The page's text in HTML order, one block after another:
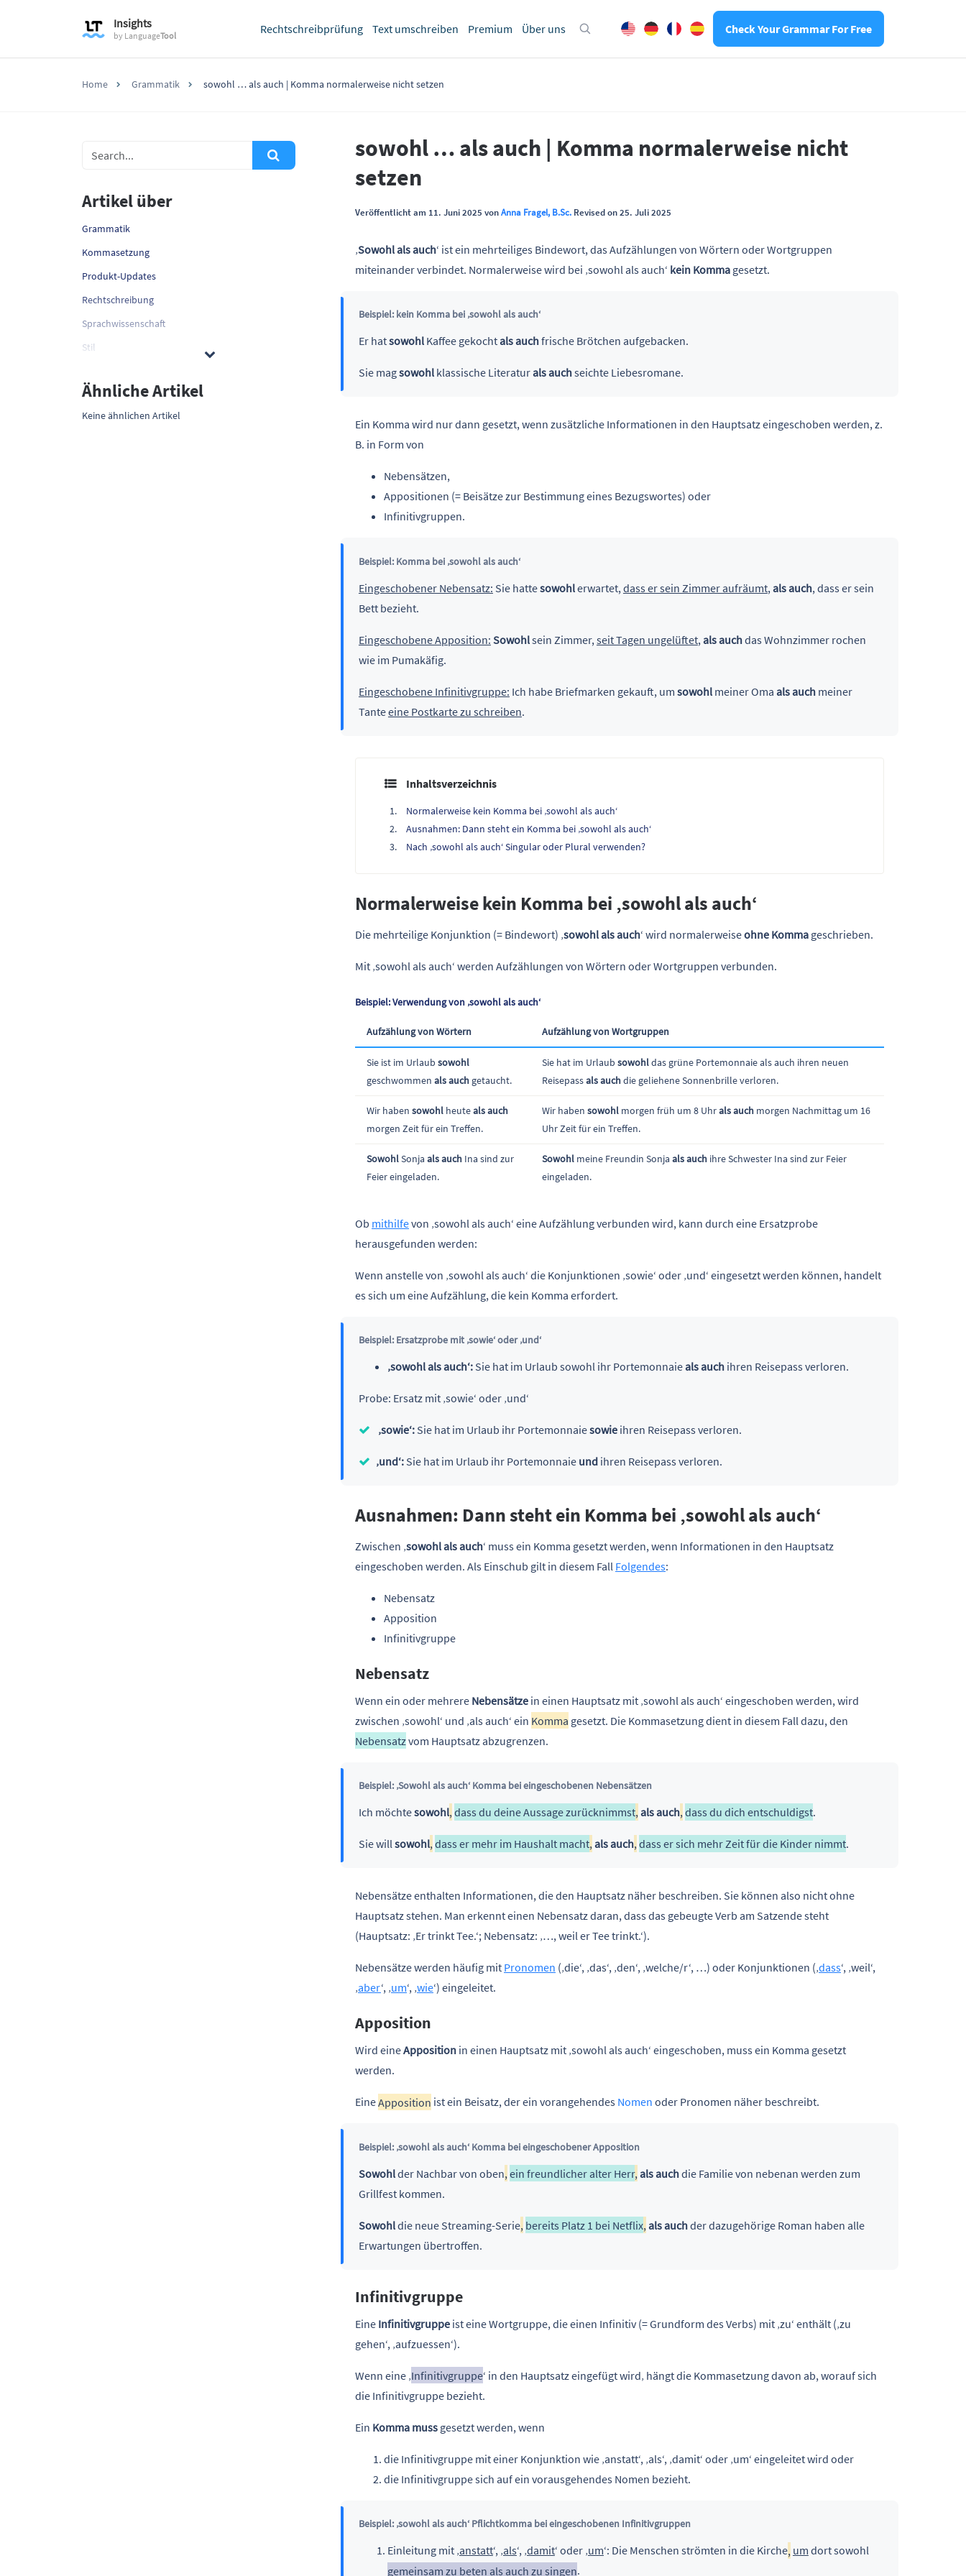
Insights
by LanguageTool Rechtschreibprüfung Text umschreiben Premium Über uns Check Your Grammar For Free
Home Grammatik sowohl … als auch | Komma normalerweise nicht setzen
sowohl … als auch | Komma normalerweise nicht
setzen
Veröffentlicht am 11. Juni 2025 vonAnna Fragel, B.Sc. Revised on 25. Juli 2025
‚Sowohl als auch‘ ist ein mehrteiliges Bindewort, das Aufzählungen von Wörtern oder Wortgruppen
miteinander verbindet. Normalerweise wird bei ‚sowohl als auch‘ kein Komma gesetzt.
Beispiel: kein Komma bei ‚sowohl als auch‘
Er hatsowohlKaffee gekochtals auchfrische Brötchen aufgebacken.
Sie magsowohlklassische Literaturals auchseichte Liebesromane.
Ein Komma wird nur dann gesetzt, wenn zusätzliche Informationen in den Hauptsatz eingeschoben werden, z.
B. in Form von
Nebensätzen,
Appositionen (= Beisätze zur Bestimmung eines Bezugswortes) oder
Infinitivgruppen.
Beispiel: Komma bei ‚sowohl als auch‘
Eingeschobener Nebensatz: Sie hattesowohlerwartet, dass er sein Zimmer aufräumt, als auch, dass er sein
Bett bezieht.
Eingeschobene Apposition: Sowohlsein Zimmer, seit Tagen ungelüftet, als auchdas Wohnzimmer rochen
wie im Pumakäfig.
Eingeschobene Infinitivgruppe: Ich habe Briefmarken gekauft, um sowohlmeiner Oma als auchmeiner
Tanteeine Postkarte zu schreiben.
Inhaltsverzeichnis
Normalerweise kein Komma bei ‚sowohl als auch‘
Ausnahmen: Dann steht ein Komma bei ‚sowohl als auch‘
Nach ‚sowohl als auch‘ Singular oder Plural verwenden?
Normalerweise kein Komma bei ‚sowohl als auch‘
Die mehrteilige Konjunktion (= Bindewort) ‚sowohl als auch‘ wird normalerweiseohne Komma geschrieben.
Mit ‚sowohl als auch‘ werden Aufzählungen von Wörtern oder Wortgruppen verbunden.
Beispiel: Verwendung von ‚sowohl als auch‘
Aufzählung von Wörtern Aufzählung von Wortgruppen
Sie ist im Urlaub sowohl
geschwommen als auch getaucht.
Sie hat im Urlaub sowohldas grüne Portemonnaie als auch ihren neuen
Reisepassals auchdie geliehene Sonnenbrille verloren.
Wir haben sowohl heuteals auch
morgen Zeit für ein Treffen.
Wir haben sowohl morgen früh um 8 Uhrals auch morgen Nachmittag um 16
Uhr Zeit für ein Treffen.
SowohlSonja als auch Ina sind zur
Feier eingeladen.
Sowohl meine Freundin Sonja als auch ihre Schwester Ina sind zur Feier
eingeladen.
Ob mithilfevon ‚sowohl als auch‘ eine Aufzählung verbunden wird, kann durch eine Ersatzprobe
herausgefunden werden:
Wenn anstelle von ‚sowohl als auch‘ die Konjunktionen ‚sowie‘ oder ‚und‘ eingesetzt werden können, handelt
es sich um eine Aufzählung, die kein Komma erfordert.
Beispiel: Ersatzprobe mit ‚sowie‘ oder ‚und‘
‚sowohl als auch‘:Sie hat im Urlaub sowohl ihr Portemonnaieals auchihren Reisepass verloren.
Probe: Ersatz mit ‚sowie‘ oder ‚und‘
‚sowie‘:Sie hat im Urlaub ihr Portemonnaiesowieihren Reisepass verloren.
‚und‘:Sie hat im Urlaub ihr Portemonnaie undihren Reisepass verloren.
Ausnahmen: Dann steht ein Komma bei ‚sowohl als auch‘
Zwischen ‚sowohl als auch‘ muss ein Komma gesetzt werden, wenn Informationen in den Hauptsatz
eingeschoben werden. Als Einschub gilt in diesem Fall Folgendes:
Nebensatz
Apposition
Infinitivgruppe
Nebensatz
Wenn ein oder mehrere Nebensätze in einen Hauptsatz mit ‚sowohl als auch‘ eingeschoben werden, wird
zwischen ‚sowohl‘ und ‚als auch‘ ein Komma gesetzt. Die Kommasetzung dient in diesem Fall dazu, den
Nebensatzvom Hauptsatz abzugrenzen.
Beispiel: ‚Sowohl als auch‘ Komma bei eingeschobenen Nebensätzen
Ich möchtesowohl, dass du deine Aussage zurücknimmst, als auch, dass du dich entschuldigst.
Sie will sowohl, dass er mehr im Haushalt macht, als auch, dass er sich mehr Zeit für die Kinder nimmt.
Nebensätze enthalten Informationen, die den Hauptsatz näher beschreiben. Sie können also nicht ohne
Hauptsatz stehen. Man erkennt einen Nebensatz daran, dass das gebeugte Verb am Satzende steht
(Hauptsatz: ‚Er trinkt Tee.‘; Nebensatz: ‚…, weil er Tee trinkt.‘).
Nebensätze werden häufig mit Pronomen (‚die‘, ‚das‘, ‚den‘, ‚welche/r‘, …) oder Konjunktionen (‚dass‘, ‚weil‘,
‚aber‘, ‚um‘, ‚wie‘) eingeleitet.
Apposition
Wird eineApposition in einen Hauptsatz mit ‚sowohl als auch‘ eingeschoben, muss ein Komma gesetzt
werden.
EineApposition ist ein Beisatz, der ein vorangehendes Nomen oder Pronomen näher beschreibt.
Beispiel: ‚sowohl als auch‘ Komma bei eingeschobener Apposition
Sowohlder Nachbar von oben, ein freundlicher alter Herr, als auchdie Familie von nebenan werden zum
Grillfest kommen.
Sowohldie neue Streaming-Serie, bereits Platz 1 bei Netflix, als auchder dazugehörige Roman haben alle
Erwartungen übertroffen.
Infinitivgruppe
Eine Infinitivgruppe ist eine Wortgruppe, die einen Infinitiv (= Grundform des Verbs) mit ‚zu‘ enthält (‚zu
gehen‘, ‚aufzuessen‘).
Wenn eine ‚Infinitivgruppe‘ in den Hauptsatz eingefügt wird‚ hängt die Kommasetzung davon ab, worauf sich
die Infinitivgruppe bezieht.
Ein Komma muss gesetzt werden, wenn
die Infinitivgruppe mit einer Konjunktion wie ‚anstatt‘, ‚als‘, ‚damit‘ oder ‚um‘ eingeleitet wird oder
die Infinitivgruppe sich auf ein vorausgehendes Nomen bezieht.
Beispiel: ‚sowohl als auch‘ Pflichtkomma bei eingeschobenen Infinitivgruppen
Einleitung mit ‚anstatt‘, ‚als‘, ‚damit‘ oder ‚um‘: Die Menschen strömten in die Kirche, um dort sowohl
gemeinsam zu beten als auch zu singen.
Artikel über
Grammatik
Kommasetzung
Produkt-Updates
Rechtschreibung
Sprachwissenschaft
Stil
Ähnliche Artikel
Keine ähnlichen Artikel